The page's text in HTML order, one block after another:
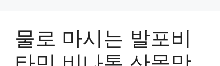
물로 마시는 발포비